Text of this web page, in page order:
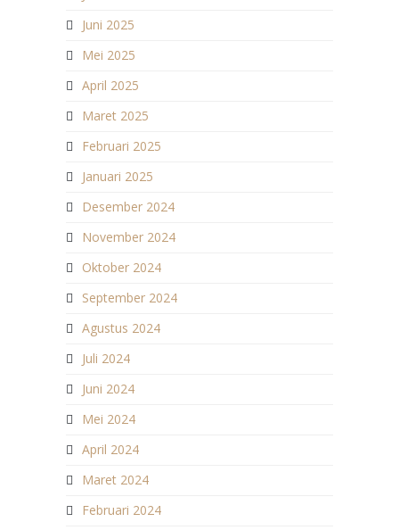
Juni 2025
Mei 2025
April 2025
Maret 2025
Februari 2025
Januari 2025
Desember 2024
November 2024
Oktober 2024
September 2024
Agustus 2024
Juli 2024
Juni 2024
Mei 2024
April 2024
Maret 2024
Februari 2024